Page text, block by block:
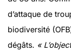
d’attaque de
biodiversité
dégâts. «